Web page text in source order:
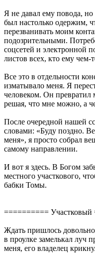
Я не давал ему повода,
был настолько одержим,
перезванивать моим
подозрительными.
соцсетей и электронной
листов всех, кто ему чем-
Все это в отдельности
изматывало меня. Я
человеком. Он
решая, что мне можно, а
После очередной нашей
словами: «Буду поздно.
меня», я просто собрал
самому направлении.
И вот я здесь. В Богом
местного участкового,
бабки Томы.
========== Участковый
Ждать пришлось
в проулке замелькал луч
меня, его владелец